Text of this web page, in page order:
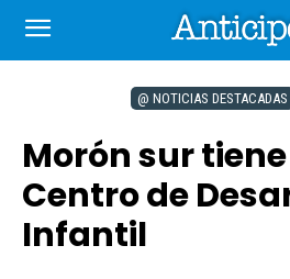
@ NOTICIAS DESTACADAS
Morón sur
Centro de
Infantil